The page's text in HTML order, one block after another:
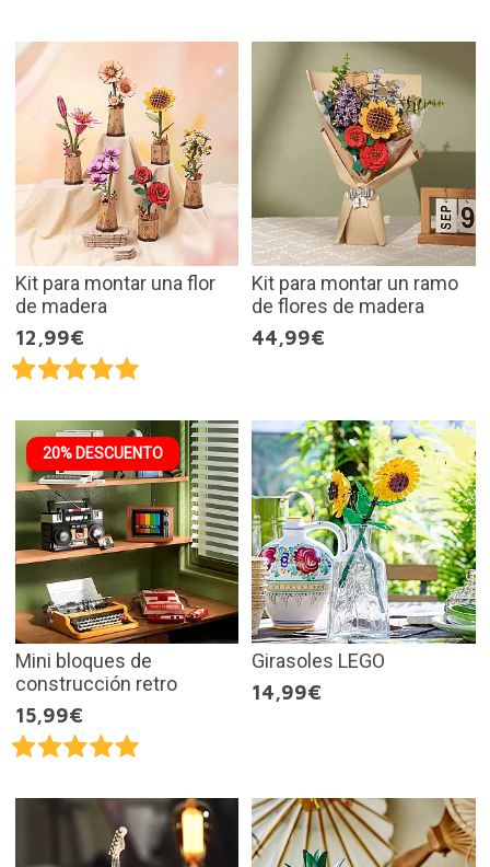
Kit para montar una flor
de madera
12,99€
Kit para montar un ramo
de flores de madera
44,99€
20% DESCUENTO
Mini bloques de
construcción retro
15,99€
Girasoles LEGO
14,99€